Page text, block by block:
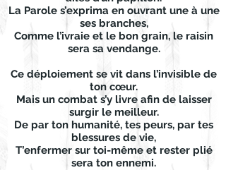
La Parole s’exprima en ouvrant une à une
ses branches,
Comme l’ivraie et le bon grain, le raisin
sera sa vendange.
Ce déploiement se vit dans l’invisible de
ton cœur.
Mais un combat s’y livre afin de laisser
surgir le meilleur.
De par ton humanité, tes peurs, par tes
blessures de vie,
T’enfermer sur toi-même et rester plié
sera ton ennemi.